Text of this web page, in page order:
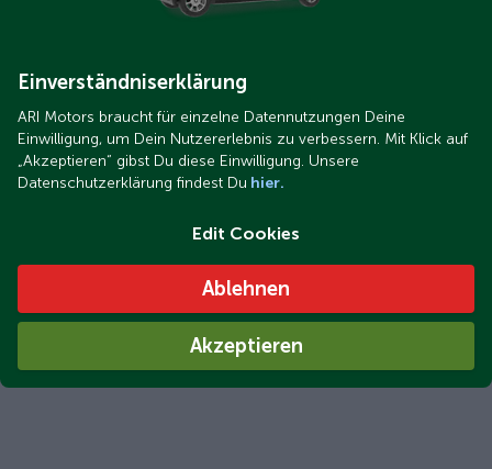
Einverständniserklärung
ARI Motors braucht für einzelne Datennutzungen Deine
Einwilligung, um Dein Nutzererlebnis zu verbessern. Mit Klick auf
„Akzeptieren“ gibst Du diese Einwilligung. Unsere
Datenschutzerklärung findest Du hier.
Edit Cookies
Ablehnen
Akzeptieren